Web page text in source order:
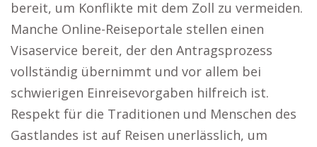
bereit, um Konflikte mit dem Zoll zu vermeiden.
Manche Online-Reiseportale stellen einen
Visaservice bereit, der den Antragsprozess
vollständig übernimmt und vor allem bei
schwierigen Einreisevorgaben hilfreich ist.
Respekt für die Traditionen und Menschen des
Gastlandes ist auf Reisen unerlässlich, um